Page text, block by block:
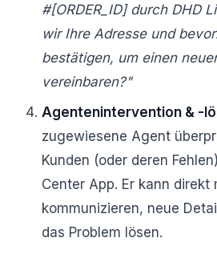
#[ORDER_ID] durch DHD
wir Ihre Adresse und
bestätigen, um einen
vereinbaren?"
Agentenintervention & -
zugewiesene Agent
Kunden (oder deren
Center App. Er kann direkt
kommunizieren, neue
das Problem lösen.